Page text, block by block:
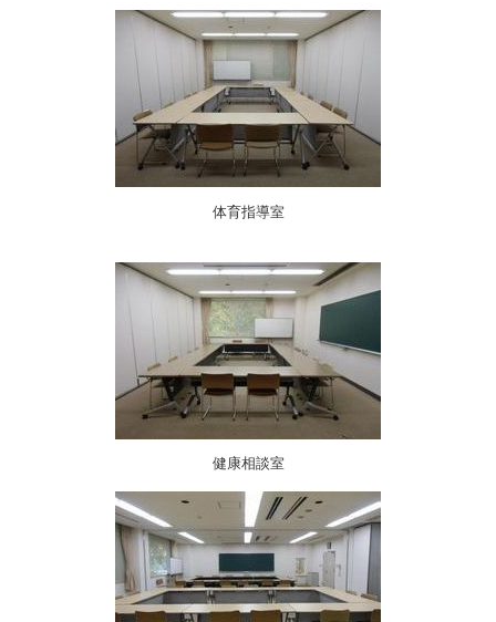
体育指導室
健康相談室